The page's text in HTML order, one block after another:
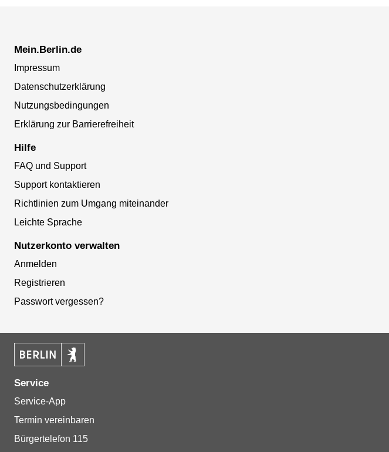
Mein.Berlin.de
Impressum
Datenschutzerklärung
Nutzungsbedingungen
Erklärung zur Barrierefreiheit
Hilfe
FAQ und Support
Support kontaktieren
Richtlinien zum Umgang miteinander
Leichte Sprache
Nutzerkonto verwalten
Anmelden
Registrieren
Passwort vergessen?
Service
Service-App
Termin vereinbaren
Bürgertelefon 115